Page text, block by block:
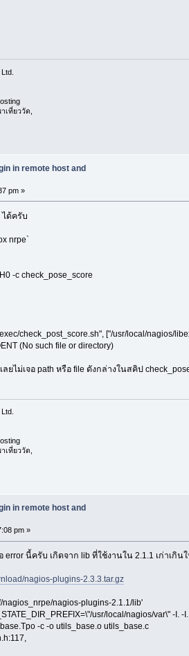
ที่ยววัด,
in remote host and
pm »
ได้ครับ
nrpe`
-c check_pose_score
check_post_score.sh", ["/usr/local/nagios/
(No such file or directory)
ยไม่เจอ path หรือ file ดังกล่างในสคิป
ที่ยววัด,
in remote host and
pm »
error นี้ครับ เกิดจาก lib ที่ใช้งานใน 2.1.1 เก่าเกิ
nagios-plugins-2.3.3.tar.gz
nagios-plugins-2.1.1/lib'
usr/local/nagios/var\" -I.
-c -o utils_base.o utils_base.c